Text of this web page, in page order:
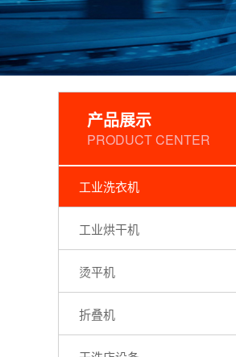
产品展示
PRODUCT CENTER
工业洗衣机
工业烘干机
烫平机
折叠机